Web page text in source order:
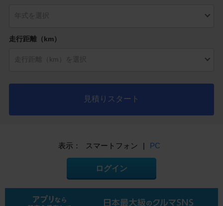
走行距離（km）
見積りスタート
表示： スマートフォン | PC
ログイン